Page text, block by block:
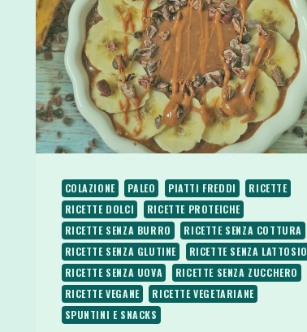
COLAZIONE PALEO PIATTI FREDDI
RICETTE
RICETTE DOLCI
RICETTE PROTEICHE
RICETTE SENZA BURRO
RICETTE SENZA COTTURA
RICETTE SENZA GLUTINE
RICETTE SENZA LATTOSIO
RICETTE SENZA UOVA
RICETTE SENZA ZUCCHERO
RICETTE VEGANE
RICETTE VEGETARIANE
SPUNTINI E SNACKS